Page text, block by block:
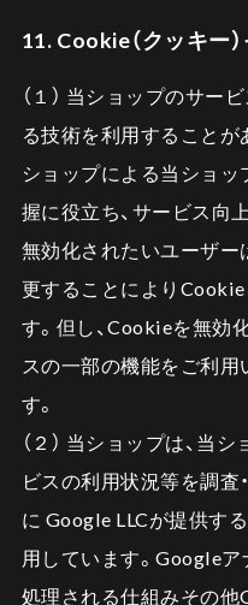
11. Cookie（クッキー
（１） 当ショップのサー
る技術を利用することが
ショップによる当ショ
握に役立ち、サービス向
無効化されたいユーザー
更することにより
す。但し、Cookieを無効
スの一部の機能をご利用
す。
（２） 当ショップは、当
ビスの利用状況等を調査
に Google LLCが提供す
用しています。Googleア
処理される仕組みその他